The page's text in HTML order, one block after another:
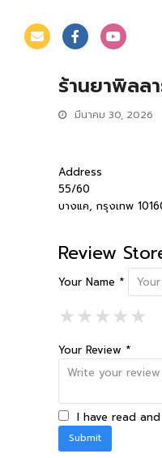
ร้านยาพิลล
มีนาคม 30, 2026
Address
55/60
บางแค, กรุงเทพ
Review
Your Name *
★1
★★2
★★★3
★★★★
★★★★★
Your Review *
I have read